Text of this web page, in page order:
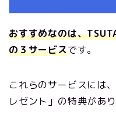
おすすめなのは、
の３サービスです。
これらのサービスには
レゼント」の特典があり